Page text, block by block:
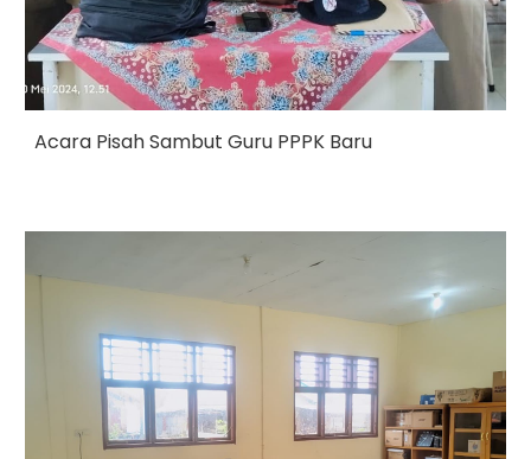
Acara Pisah Sambut Guru PPPK Baru